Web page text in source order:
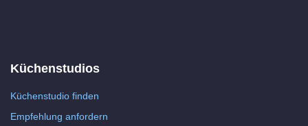
Küchenstudios
Küchenstudio finden
Empfehlung anfordern